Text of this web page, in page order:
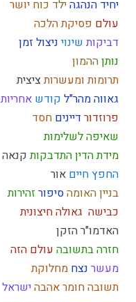
יחיד הנהגהילד כוח יושר
עולם פסיקת הלכה
דביקות שינוי ניצול זמן
נותןההמון
תרומות ומעשרותציצית
גאווהמהר"ל קודש אחריות
פרוזדור דיינים חסד
שאיפה לשלימות
מידת הדיןהתדבקותקנאה
החפץ חיים אור
בניין האומהסיפור זהירות
כבישה גאולה חיצונית
האדמו"ר הזקן
חזרה בתשובה עולם הזה
מעשר נצח מחלוקת
תשובהחומראהבהישראל